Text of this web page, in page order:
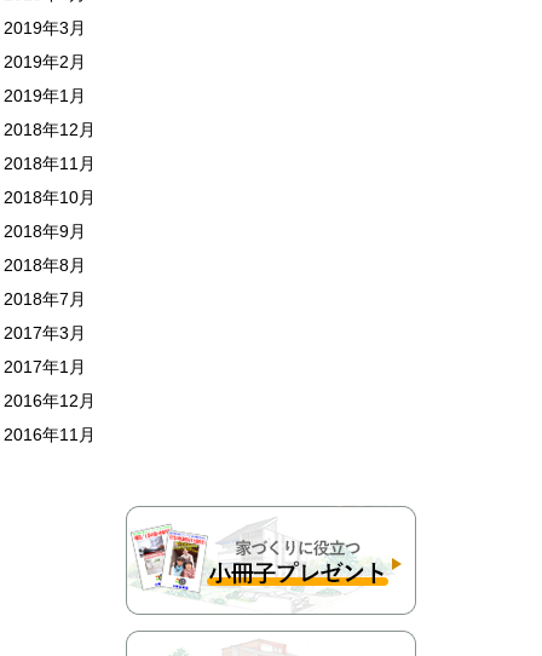
2019年3月
2019年2月
2019年1月
2018年12月
2018年11月
2018年10月
2018年9月
2018年8月
2018年7月
2017年3月
2017年1月
2016年12月
2016年11月